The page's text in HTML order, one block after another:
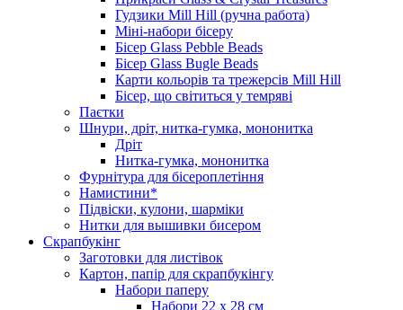
Гудзики Mill Hill (ручна работа)
Міні-набори бісеру
Бісер Glass Pebble Beads
Бісер Glass Bugle Beads
Карти кольорів та трежерсів Mill Hill
Бісер, що світиться у темряві
Паєтки
Шнури, дріт, нитка-гумка, мононитка
Дріт
Нитка-гумка, мононитка
Фурнітура для бісероплетіння
Намистини*
Підвіски, кулони, шарміки
Нитки для вышивки бисером
Скрапбукінг
Заготовки для листівок
Картон, папір для скрапбукінгу
Набори паперу
Набори 22 х 28 см